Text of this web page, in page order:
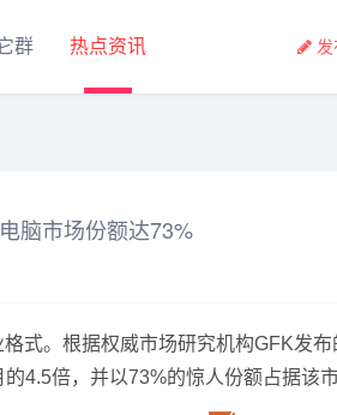
群 热点资讯
脑市场份额达73%
。根据权威市场研究机构GFK发布
4.5倍，并以73%的惊人份额占据该